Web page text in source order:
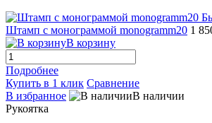
Штамп с монограммой monogramm20 1
В корзину
Подробнее
Купить в 1 клик Сравнение
В избранное
В наличии
Рукоятка